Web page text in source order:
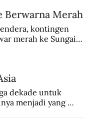
Berwarna Merah
kontingen
merah ke Sungai
dekade untuk
menjadi yang